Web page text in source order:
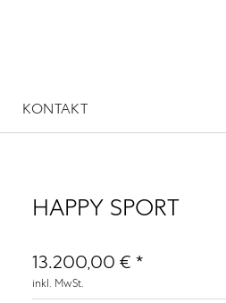
KONTAKT
HAPPY SPORT
13.200,00 € *
inkl. MwSt.